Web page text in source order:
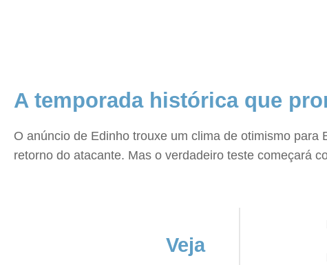
A temporada histórica que
O anúncio de Edinho trouxe um clima de otimismo
retorno do atacante. Mas o verdadeiro teste começará
Veja